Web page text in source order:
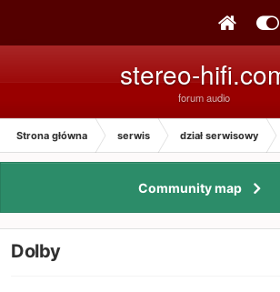
stereo-
forum audio
Strona główna serwis dział serwisowy
Community map
Dolby